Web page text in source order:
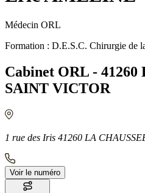
Médecin ORL
Formation : D.E.S.C. Chirurgie de
Cabinet ORL - 41260
SAINT VICTOR
1 rue des Iris 41260 LA
Voir le numéro